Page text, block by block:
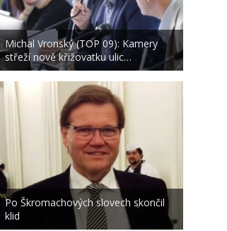
Michal Vronský (TOP 09): Kamery
střeží nově křižovatku ulic…
Po Škromachových slovech skončil
klid